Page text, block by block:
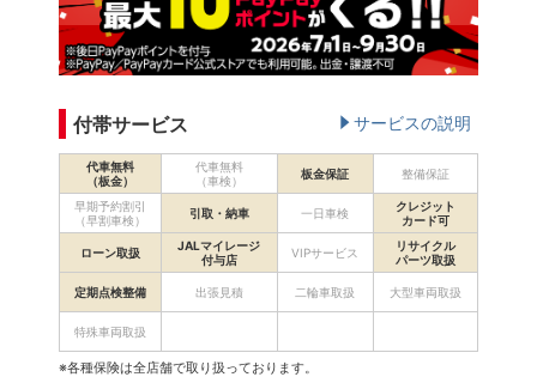
付帯サービス サービスの説明
代車無料
（板金）
代車無料
（車検）
板金保証 整備保証
早期予約割引
（早割車検）
引取・納車 一日車検
クレジット
カード可
ローン取扱
JALマイレージ
付与店
VIPサービス
リサイクル
パーツ取扱
定期点検整備 出張見積 二輪車取扱 大型車両取扱
特殊車両取扱
※各種保険は全店舗で取り扱っております。